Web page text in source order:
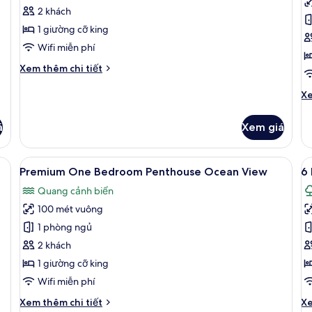
Bedroom
Penthouse
Private
2 khách
1 giường cỡ king
Wifi miễn phí
Xem thêm chi tiết
Chi
Penthouse
Private
Pool
Xem giá
View | Khu phòng khách
Xem
tất
cả
ảnh
Premium
One
Bedroom
Penthouse
View
Premium One Bedroom Penthouse
8
Premium One Bedroom Penthouse Ocean View
Quang cảnh biển
100 mét vuông
1 phòng ngủ
2 khách
1 giường cỡ king
Wifi miễn phí
Xem thêm chi tiết
Chi
6
6